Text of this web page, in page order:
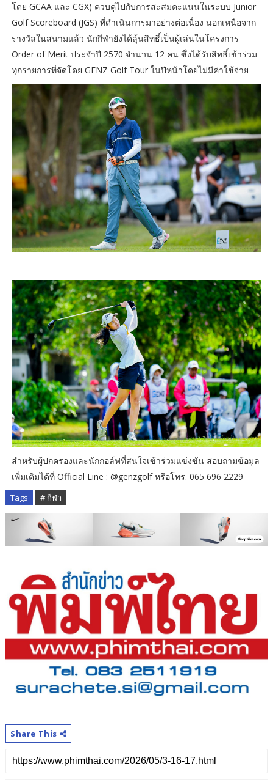
โดย GCAA และ CGX) ควบคู่ไปกับการสะสมคะแนนในระบบ Junior
Golf Scoreboard (JGS) ที่ดำเนินการมาอย่างต่อเนื่อง นอกเหนือจาก
รางวัลในสนามแล้ว นักกีฬายังได้ลุ้นสิทธิ์เป็นผู้เล่นในโครงการ
Order of Merit ประจำปี 2570 จำนวน 12 คน ซึ่งได้รับสิทธิ์เข้าร่วม
ทุกรายการที่จัดโดย GENZ Golf Tour ในปีหน้าโดยไม่มีค่าใช้จ่าย
สำหรับผู้ปกครองและนักกอล์ฟที่สนใจเข้าร่วมแข่งขัน สอบถามข้อมูล
เพิ่มเติมได้ที่ Official Line : @genzgolf หรือโทร. 065 696 2229
Tags # กีฬา
Share This